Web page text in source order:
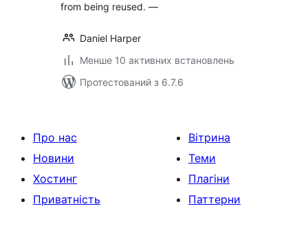
from being reused. —
Daniel Harper
Менше 10 активних встановлень
Протестований з 6.7.6
Про нас
Новини
Хостинг
Приватність
Вітрина
Теми
Плагіни
Паттерни